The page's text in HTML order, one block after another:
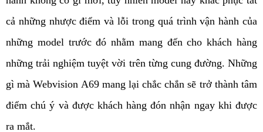
cả những nhược điểm và lỗi trong quá trình vận hành của
những model trước đó nhằm mang đến cho khách hàng
những trải nghiệm tuyệt vời trên từng cung đường. Những
gì mà Webvision A69 mang lại chắc chắn sẽ trở thành tâm
điểm chú ý và được khách hàng đón nhận ngay khi được
ra mắt.